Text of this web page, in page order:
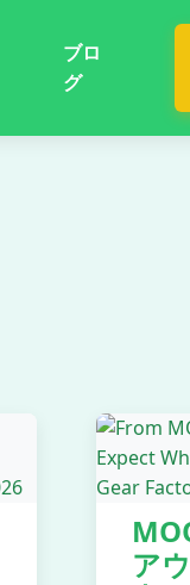
ブロ
グ
ア